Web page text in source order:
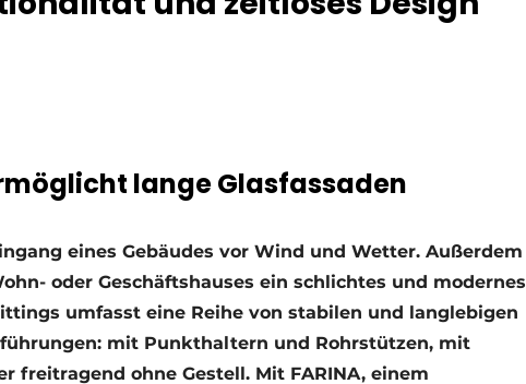
lange Glasfassaden
eines Gebäudes vor Wind und Wetter. Außerdem
oder Geschäftshauses ein schlichtes und modernes
umfasst eine Reihe von stabilen und langlebigen
mit Punkthaltern und Rohrstützen, mit
freitragend ohne Gestell. Mit FARINA, einem